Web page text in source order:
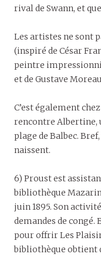
rival de Swann, et
Les artistes ne sont
(inspiré de César
peintre
et de Gustave
C’est également
rencontre Albertine,
plage de Balbec.
naissent.
6) Proust est
bibliothèque
juin 1895. Son
demandes de congé.
pour offrir Les
bibliothèque obtient